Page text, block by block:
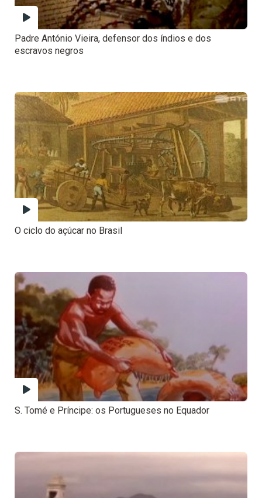
Padre António Vieira, defensor dos índios e dos
escravos negros
O ciclo do açúcar no Brasil
S. Tomé e Príncipe: os Portugueses no Equador